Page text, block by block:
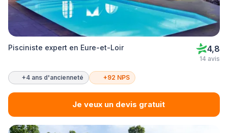
Pisciniste expert en Eure-et-Loir 4,8
14 avis
+4 ans d'ancienneté +92 NPS
Je veux un devis gratuit